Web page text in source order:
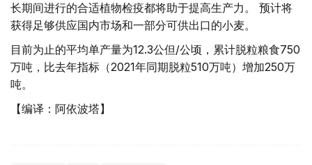
长期间进行的合适植物检疫都将助于提高生产力。 预计将
获得足够供应国内市场和一部分可供出口的小麦。
目前为止的平均单产量为12.3公但/公顷，累计脱粒粮食750
万吨，比去年指标（2021年同期脱粒510万吨）增加250万
吨。
【编译：阿依波塔】